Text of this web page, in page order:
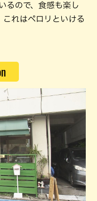
るので、食感も楽し
これはペロリといける